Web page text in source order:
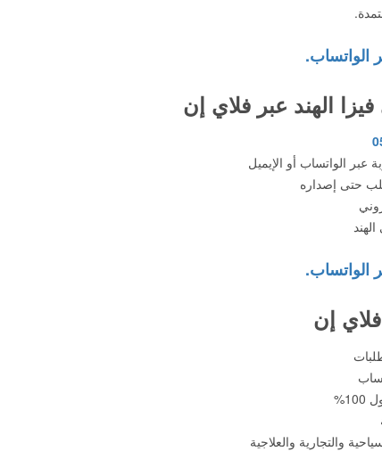
الواتساب.
الهند عبر فلاي إن
الواتساب أو الإيميل
حتى إصداره
الواتساب.
إن
والتجارية والعلاجية